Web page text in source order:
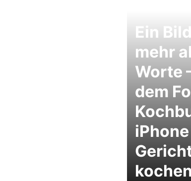
Ein
mehr
Worte
dem
kochen